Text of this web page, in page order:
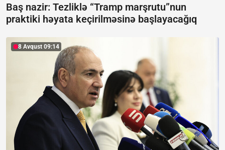
Baş nazir: Tezliklə “Tramp marşrutu”nun
praktiki həyata keçirilməsinə başlayacağıq
8 Avqust 09:14